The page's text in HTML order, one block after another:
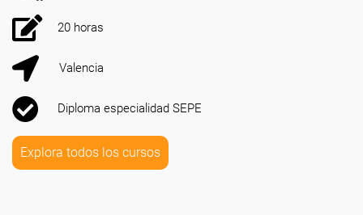
20 horas
Valencia
Diploma especialidad SEPE
Explora todos los cursos